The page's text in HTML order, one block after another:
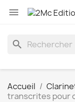

search
Accueil
transcrites pour